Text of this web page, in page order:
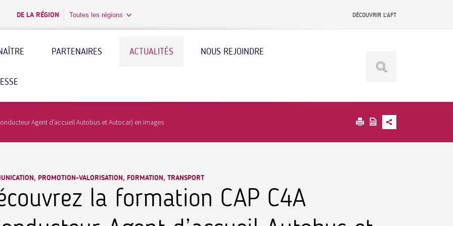
DE LA RÉGION Toutes les régions DÉCOUVRIR L’AFT
PARTENAIRES ACTUALITÉS NOUS REJOINDRE
Agent d’accueil Autobus et Autocar) en images
PROMOTION-VALORISATION, FORMATION, TRANSPORT
la formation CAP C4A